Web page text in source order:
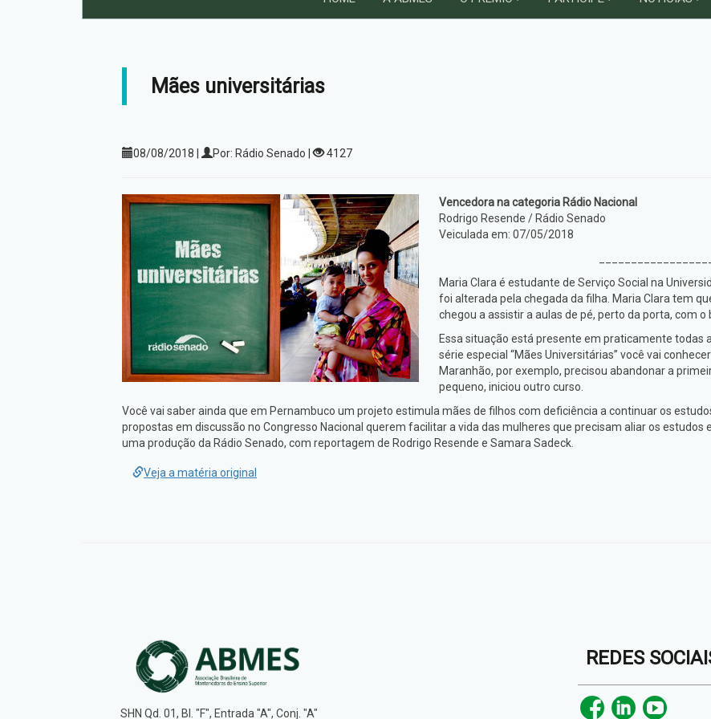
Mães universitárias
08/08/2018 | Por: Rádio Senado | 4127
Vencedora na categoria Rádio Nacional
Rodrigo Resende / Rádio Senado
Veiculada em: 07/05/2018
Maria Clara é estudante de Serviço Social na
foi alterada pela chegada da filha. Maria Clara tem
chegou a assistir a aulas de pé, perto da porta, com o
Essa situação está presente em praticamente todas
série especial “Mães Universitárias” você vai
Maranhão, por exemplo, precisou abandonar a
pequeno, iniciou outro curso.
Você vai saber ainda que em Pernambuco um projeto estimula mães de filhos com deficiência a continuar os
propostas em discussão no Congresso Nacional querem facilitar a vida das mulheres que precisam aliar os estudos
uma produção da Rádio Senado, com reportagem de Rodrigo Resende e Samara Sadeck.
Veja a matéria original
SHN Qd. 01, Bl. "F", Entrada "A", Conj. "A"
REDES